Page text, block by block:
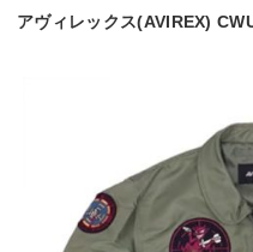
アヴィレックス(AVIREX)